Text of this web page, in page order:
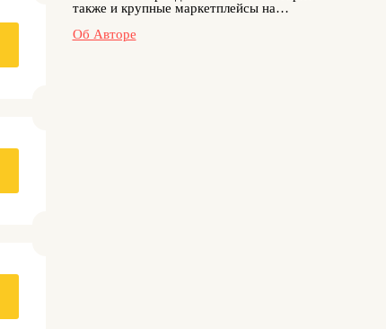
также и крупные маркетплейсы на
перед публикацией и делится только
Об Авторе